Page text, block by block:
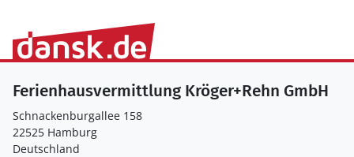
Ferienhausvermittlung Kröger+Rehn GmbH
Schnackenburgallee 158
22525 Hamburg
Deutschland